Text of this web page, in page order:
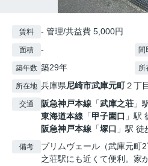
賃料 - 管理/共益費 5,000円
面積 - 間
築年数 築29年 所
所在地 兵庫県尼崎市武庫元町２丁目
交通 阪急神戸本線 「武庫之荘 」
東海道本線 「甲子園口 」駅
阪急神戸本線 「塚口 」駅 徒
備考
プリムヴェール（武庫元町
之荘駅にも近くて便利。家